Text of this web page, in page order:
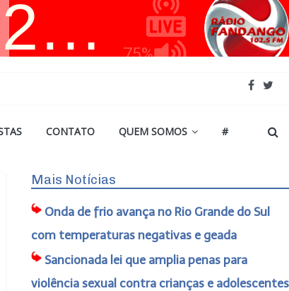
CONTATO QUEM SOMOS #
Mais Notícias
Onda de frio avança no Rio Grande do Sul
com temperaturas negativas e geada
Sancionada lei que amplia penas para
violência sexual contra crianças e adolescentes